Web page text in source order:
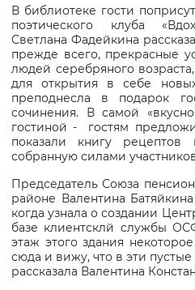
В библиотеке гости
поэтического клуба
Светлана Фадейкина
прежде всего, прекрасные
людей серебряного
для открытия в себе
преподнесла в подарок
сочинения. В самой
гостиной - гостям
показали книгу рецептов
собранную силами
Председатель Союза
районе Валентина
когда узнала о создании
базе клиентсклй службы
этаж этого здания
сюда и вижу, что в эти
рассказала Валентина